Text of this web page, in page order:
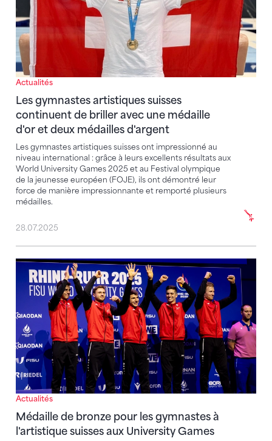
Actualités
Les gymnastes artistiques suisses
continuent de briller avec une médaille
d'or et deux médailles d'argent
Les gymnastes artistiques suisses ont impressionné au
niveau international : grâce à leurs excellents résultats aux
World University Games 2025 et au Festival olympique
de la jeunesse européen (FOJE), ils ont démontré leur
force de manière impressionnante et remporté plusieurs
médailles.
28.07.2025
Actualités
Médaille de bronze pour les gymnastes à
l'artistique suisses aux University Games
Médaille de bronze pour les gymnastes à l'artistique